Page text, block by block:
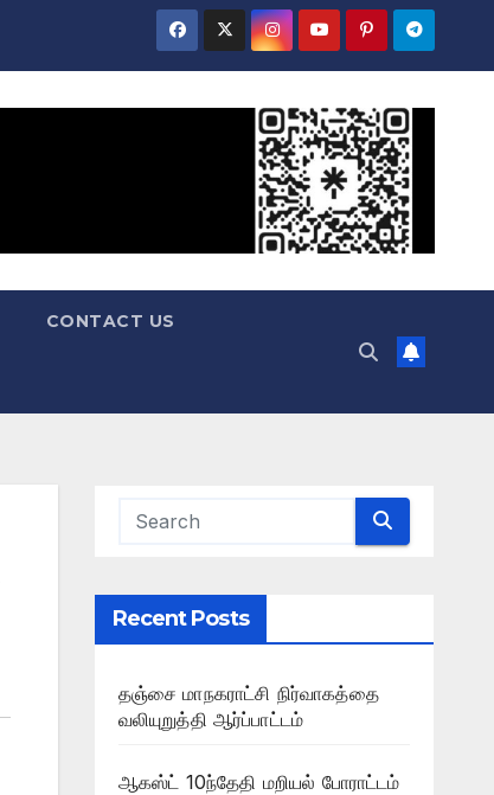
CONTACT US
Recent Posts
தஞ்சை மாநகராட்சி நிர்வாகத்தை
வலியுறுத்தி ஆர்ப்பாட்டம்
ஆகஸ்ட் 10ந்தேதி மறியல் போராட்டம்